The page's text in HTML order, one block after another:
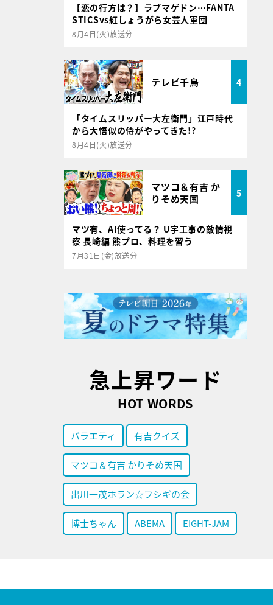
【恋の行方は？】ラブマゲドン…FANTA
STICSvs紅しょうがら女芸人軍団
8月4日(火)放送分
テレビ千鳥 4
「タイムスリッパー大左衛門」江戸時代
から大悟似の侍がやってきた!?
8月4日(火)放送分
マツコ＆有吉 か
りそめ天国
5
マツ有、AI使ってる？ U字工事の敵情視
察 長崎編 熊プロ、料理を習う
7月31日(金)放送分
急上昇ワード
HOT WORDS
バラエティ 有吉クイズ
マツコ＆有吉 かりそめ天国
出川一茂ホラン☆フシギの会
博士ちゃん ABEMA EIGHT-JAM